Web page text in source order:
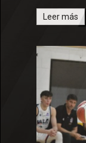
Leer más